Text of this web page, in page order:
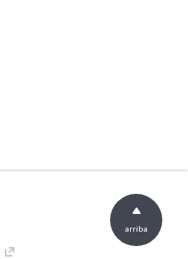
arriba